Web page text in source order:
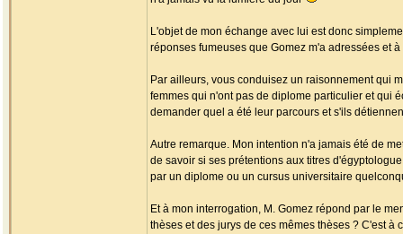
L'objet de mon échange avec lui est donc
réponses fumeuses que Gomez m'a adressées et
Par ailleurs, vous conduisez un raisonnement qui
femmes qui n'ont pas de diplome particulier et qui
demander quel a été leur parcours et s'ils
Autre remarque. Mon intention n'a jamais été de
de savoir si ses prétentions aux titres
par un diplome ou un cursus universitaire
Et à mon interrogation, M. Gomez répond par le
thèses et des jurys de ces mêmes thèses ? C'est